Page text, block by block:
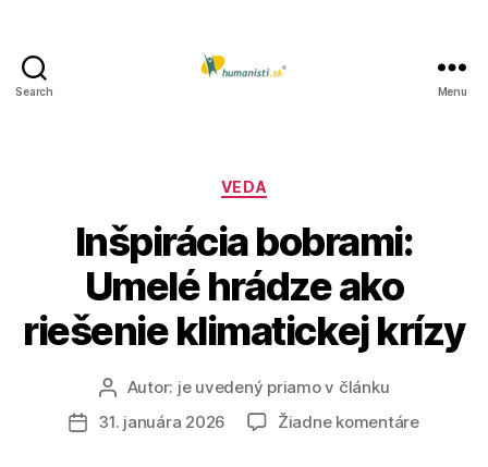
Search Menu
Kategórie
VEDA
Inšpirácia bobrami:
Umelé hrádze ako
riešenie klimatickej krízy
Autor
článku
Autor: je uvedený priamo v článku
Dátum
31. januára 2026 Žiadne komentárena